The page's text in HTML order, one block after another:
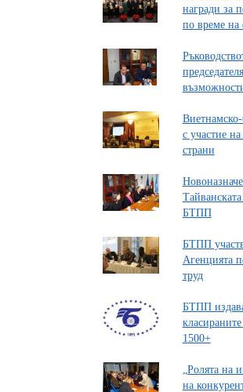
награди за
по време на
Виетнамско-
с участие
страни
БТПП
БТПП
Агенцията
труд
БТПП
1500+
„Ролята на
на